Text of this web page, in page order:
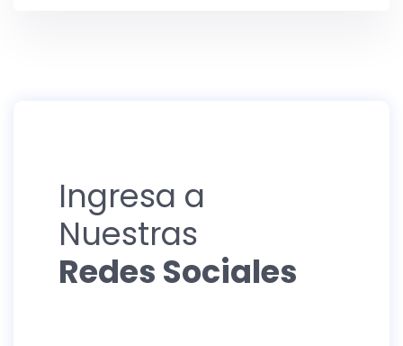
Ingresa a
Nuestras
Redes Sociales